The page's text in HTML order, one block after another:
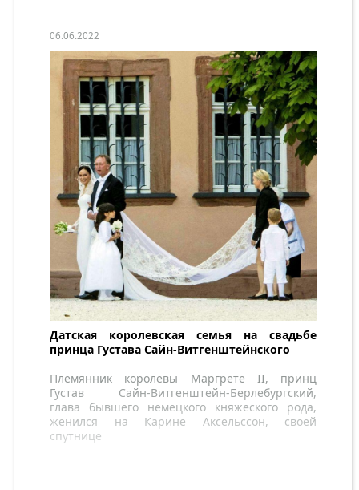
портретом
своего второго
ребенка.
06.06.2022
Датская королевская семья на свадьбе
принца Густава Сайн-Витгенштейнского
Племянник королевы Маргрете II, принц
Густав Сайн-Витгенштейн-Берлебургский,
глава бывшего немецкого княжеского рода,
женился на Карине Аксельссон, своей
спутнице